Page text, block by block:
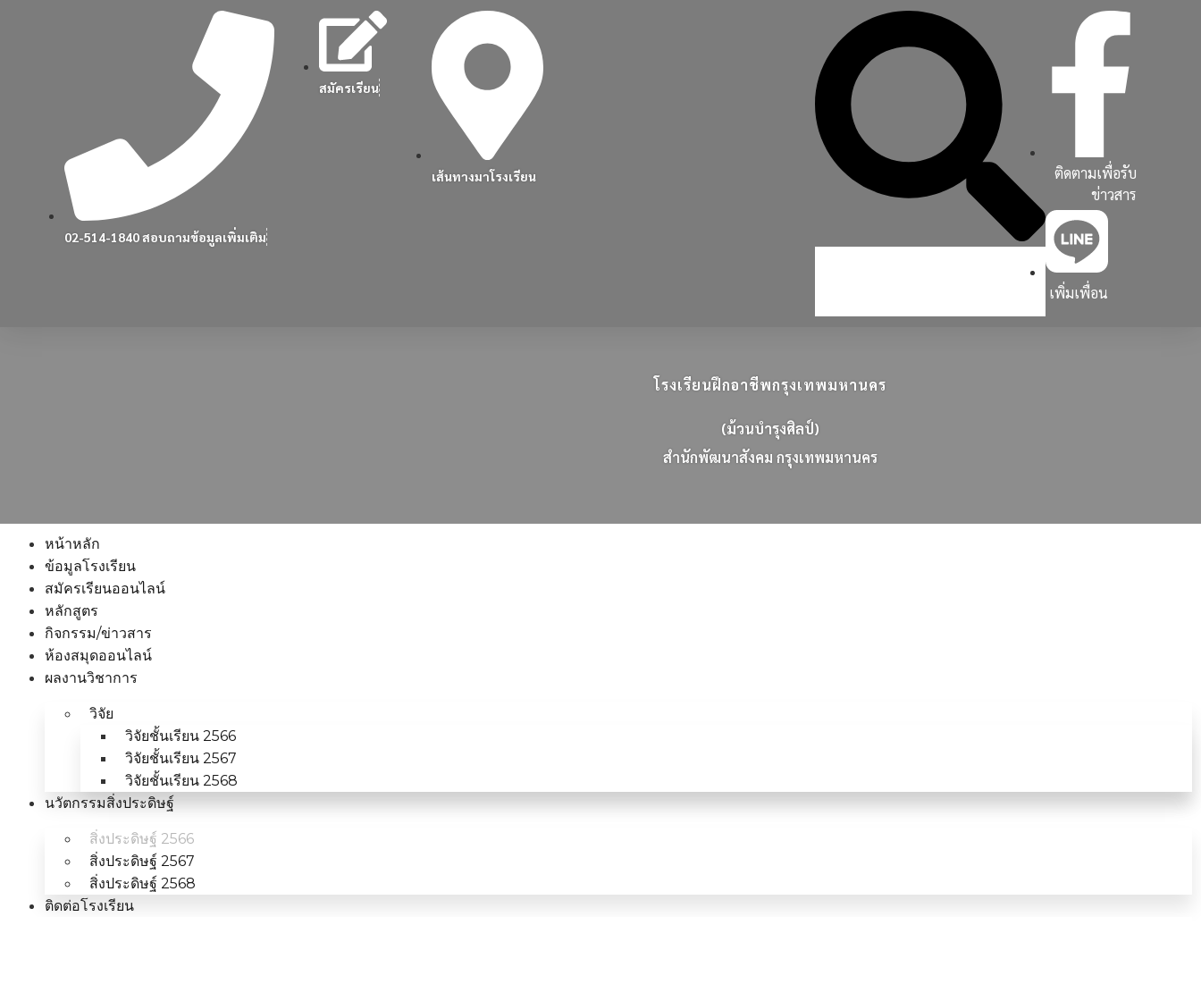
02-514-1840 สอบถามข้อมูลเพิ่มเติม
สมัครเรียน
เส้นทางมาโรงเรียน
ติดตามเพื่อรับ
ข่าวสาร
เพิ่มเพื่อน
โรงเรียนฝึกอาชีพกรุงเทพมหานคร
(ม้วนบำรุงศิลป์)
สนกพฒนาสงคม กรงเทพมหานคร
หน้าหลัก
ข้อมูลโรงเรียน
สมัครเรียนออนไลน์
หลักสูตร
กิจกรรม/ข่าวสาร
ห้องสมุดออนไลน์
ผลงานวิชาการ
วิจัย
วิจัยชั้นเรียน 2566
วิจัยชั้นเรียน 2567
วิจัยชั้นเรียน 2568
นวัตกรรมสิ่งประดิษฐ์
สิ่งประดิษฐ์ 2566
สิ่งประดิษฐ์ 2567
สิ่งประดิษฐ์ 2568
ติดต่อโรงเรียน